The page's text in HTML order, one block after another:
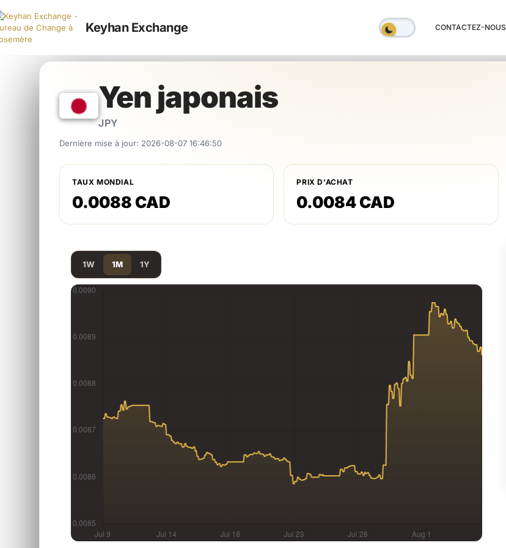
Keyhan Exchange CONTACTEZ-NOUS
Yen japonais
JPY
Dernière mise à jour: 2026-08-07 16:46:50
TAUX MONDIAL
0.0088 CAD
PRIX D'ACHAT
0.0084 CAD
1W 1M 1Y